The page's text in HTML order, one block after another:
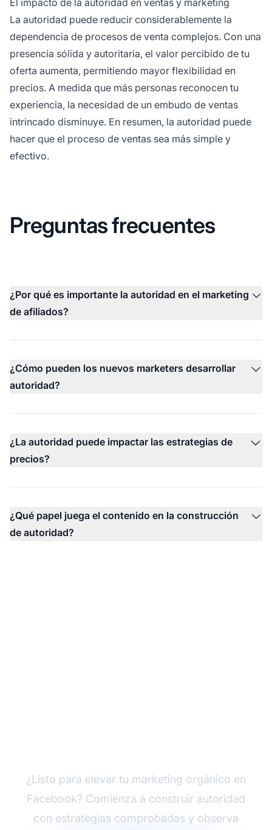
La autoridad puede reducir considerablemente la
dependencia de procesos de venta complejos. Con una
presencia sólida y autoritaria, el valor percibido de tu
oferta aumenta, permitiendo mayor flexibilidad en
precios. A medida que más personas reconocen tu
experiencia, la necesidad de un embudo de ventas
intrincado disminuye. En resumen, la autoridad puede
hacer que el proceso de ventas sea más simple y
efectivo.
Preguntas frecuentes
¿Por qué es importante la autoridad en el marketing
de afiliados?
¿Cómo pueden los nuevos marketers desarrollar
autoridad?
¿La autoridad puede impactar las estrategias de
precios?
¿Qué papel juega el contenido en la construcción
de autoridad?
¿Listo para elevar tu marketing orgánico en
Facebook? Comienza a construir autoridad
con estrategias comprobadas y observa